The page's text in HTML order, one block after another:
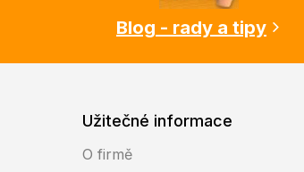
Blog - rady a tipy
Užitečné informace
O firmě